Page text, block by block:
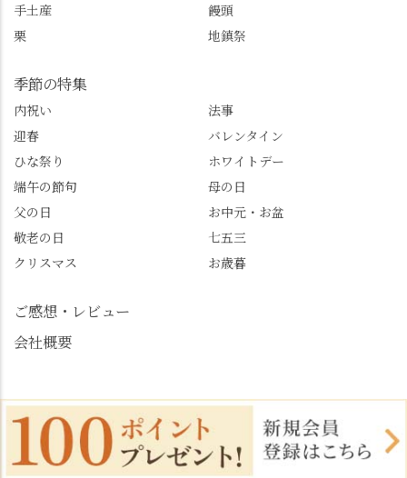
@furufuru_nagaokakyo
物価の値上がりが激し
🚕✨ #京都西山旅感 #京
都西山 #おもてなしタク
こごろ #勝持寺 #正法寺
#善峯寺 #あじさい #あ
じさい供養 #遊龍の松 #
清竹 #なかの邸 #小倉山
荘 #京都観光 #西京区 #
大原野
手土産
饅頭
栗
地鎮祭
季節の特集
内祝い
法事
迎春
バレンタイン
ひな祭り
ホワイトデー
端午の節句
母の日
父の日
お中元・お盆
敬老の日
七五三
クリスマス
お歳暮
ご感想・レビュー
会社概要